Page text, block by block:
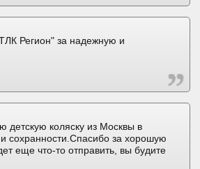
Регион" за надежную и
детскую коляску из Москвы в
сохранности.Спасибо за хорошую
еще что-то отправить, вы будите